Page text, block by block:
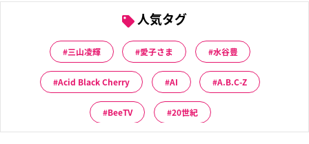
人気タグ
三山凌輝 愛子さま 水谷豊
Acid Black Cherry AI A.B.C-Z
BeeTV 20世紀